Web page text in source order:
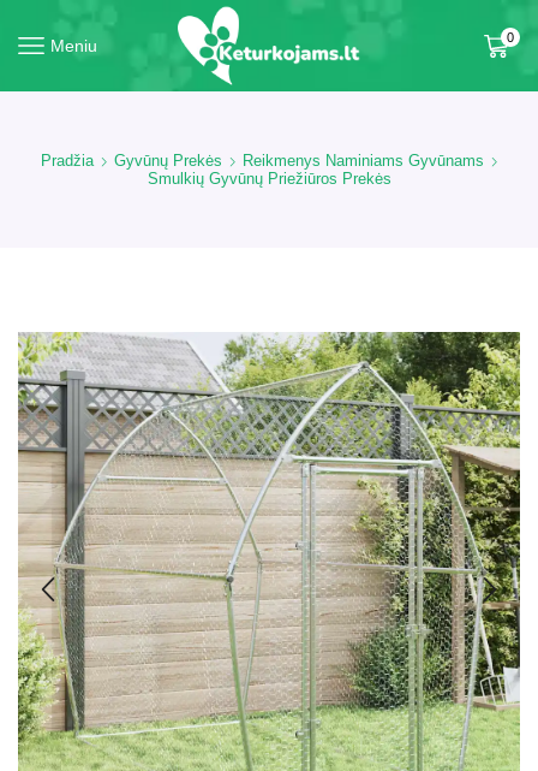
Meniu 0
Pradžia Gyvūnų Prekės
Reikmenys Naminiams Gyvūnams
Smulkių Gyvūnų Priežiūros Prekės